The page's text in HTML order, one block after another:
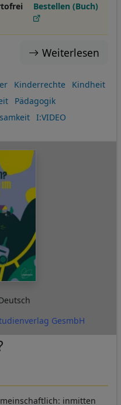
Bestellen (Buch)
Weiterlesen
Kinderrechte
Kindheit
Pädagogik
I:VIDEO
GesmbH
inmitten